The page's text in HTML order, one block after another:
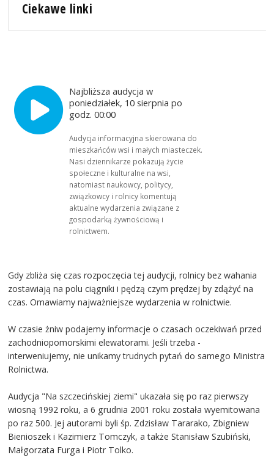
Ciekawe linki
Najbliższa audycja w
poniedziałek, 10 sierpnia po
godz. 00:00
Audycja informacyjna skierowana do
mieszkańców wsi i małych miasteczek.
Nasi dziennikarze pokazują życie
społeczne i kulturalne na wsi,
natomiast naukowcy, politycy,
związkowcy i rolnicy komentują
aktualne wydarzenia związane z
gospodarką żywnościową i
rolnictwem.
Gdy zbliża się czas rozpoczęcia tej audycji, rolnicy bez wahania
zostawiają na polu ciągniki i pędzą czym prędzej by zdążyć na
czas. Omawiamy najważniejsze wydarzenia w rolnictwie.
W czasie żniw podajemy informacje o czasach oczekiwań przed
zachodniopomorskimi elewatorami. Jeśli trzeba -
interweniujemy, nie unikamy trudnych pytań do samego Ministra
Rolnictwa.
Audycja "Na szczecińskiej ziemi" ukazała się po raz pierwszy
wiosną 1992 roku, a 6 grudnia 2001 roku została wyemitowana
po raz 500. Jej autorami byli śp. Zdzisław Tararako, Zbigniew
Bienioszek i Kazimierz Tomczyk, a także Stanisław Szubiński,
Małgorzata Furga i Piotr Tolko.